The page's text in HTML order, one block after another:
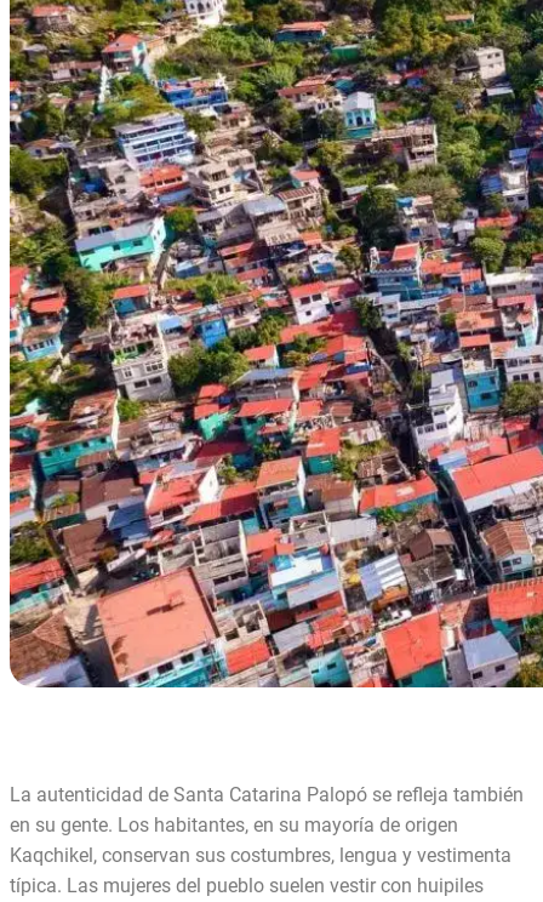
La autenticidad de Santa Catarina Palopó se refleja también
en su gente. Los habitantes, en su mayoría de origen
Kaqchikel, conservan sus costumbres, lengua y vestimenta
típica. Las mujeres del pueblo suelen vestir con huipiles